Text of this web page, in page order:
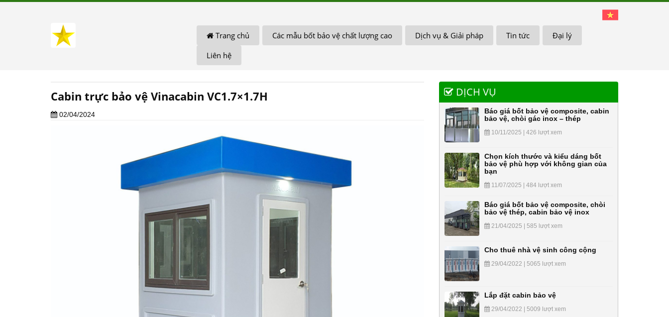
Trang chủ Các mẫu bốt bảo vệ chất lượng cao Dịch vụ & Giải pháp Tin tức
Đại lý
Liên hệ
Cabin trực bảo vệ Vinacabin VC1.7×1.7H
02/04/2024
DỊCH VỤ
Báo giá bốt bảo vệ composite, cabin
bảo vệ, chòi gác inox – thép
10/11/2025 | 426 lượt xem
Chọn kích thước và kiểu dáng bốt
bảo vệ phù hợp với không gian của
bạn
11/07/2025 | 484 lượt xem
Báo giá bốt bảo vệ composite, chòi
bảo vệ thép, cabin bảo vệ inox
21/04/2025 | 585 lượt xem
Cho thuê nhà vệ sinh công cộng
29/04/2022 | 5065 lượt xem
Lắp đặt cabin bảo vệ
29/04/2022 | 5009 lượt xem